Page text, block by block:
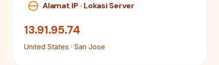
Alamat IP · Lokasi Server
13.91.95.74
United States · San Jose